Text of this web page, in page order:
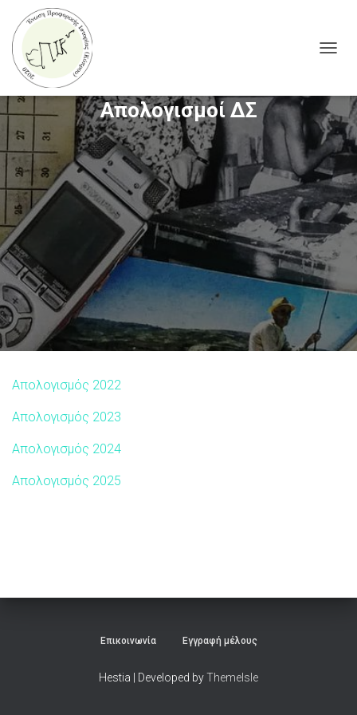
G
L
E
N
A
V
G
A
I
O
N
Απολογισμοί ΔΣ
Απολογισμός 2022
Απολογισμός 2023
Απολογισμός 2024
Απολογισμός 2025
Επικοινωνία Εγγραφή μέλους
Hestia | Developed byThemeIsle